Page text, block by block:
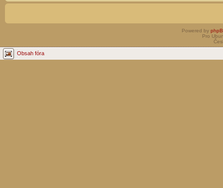
Powered by
Pro
Obsah fóra